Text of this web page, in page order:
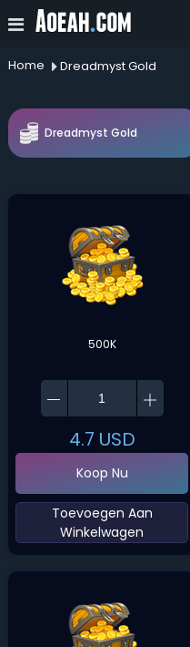
Home Dreadmyst Gold
Dreadmyst Gold
500K
4.7 USD
Koop Nu
‌Toevoegen Aan
Winkelwagen‌